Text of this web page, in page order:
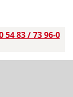
54 83 / 73 96-0